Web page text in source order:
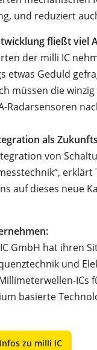
und reduziert
fließt viel
der milli IC
etwas Geduld
müssen die
Radarsensoren
als
von
auf dieses neue
GmbH hat ihren
und
basierte
zu milli IC